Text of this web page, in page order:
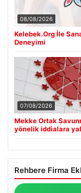
08/08/2026
Kelebek.Org İle
Deneyimi
07/08/2026
Mekke Ortak
yönelik iddialara
Rehbere Firma